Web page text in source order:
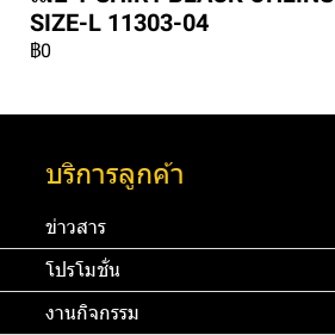
SIZE-L 11303-04
฿0
บริการลูกค้า
ข่าวสาร
โปรโมชั่น
งานกิจกรรม